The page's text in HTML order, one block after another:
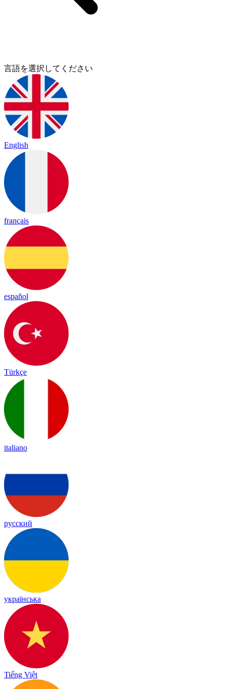
言語を選択してください
English
français
español
Türkçe
italiano
русский
українська
Tiếng Việt